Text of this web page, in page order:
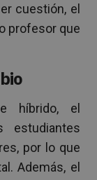
cuestión, el
profesor que
híbrido, el
estudiantes
por lo que
Además, el